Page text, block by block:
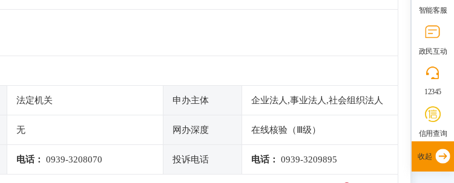
法定机关 申办主体 企业法人,事业法人,社会组织法人
无 网办深度 在线核验（Ⅲ级）
电话： 0939-3208070 投诉电话 电话： 0939-3209895
智能客服
政民互动
12345
信用查询
收起